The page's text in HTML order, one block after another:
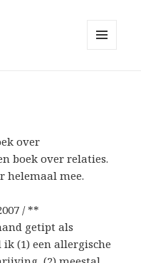
over
boek over relaties.
helemaal mee.
/ **
getipt als
(1) een allergische